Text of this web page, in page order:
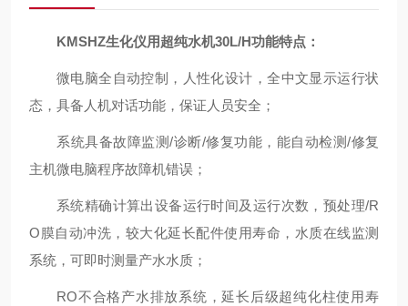
KMSHZ生化仪用超纯水机30L/H功能特点：
微电脑全自动控制，人性化设计，全中文显示运行状
态，具备人机对话功能，保证人员安全；
系统具备故障监测/诊断/修复功能，能自动检测/修复
主机微电脑程序故障机错误；
系统精确计算出设备运行时间及运行次数，预处理/R
O膜自动冲洗，较大化延长配件使用寿命，水质在线监测
系统，可即时测量产水水质；
RO不合格产水排放系统，延长后级超纯化柱使用寿